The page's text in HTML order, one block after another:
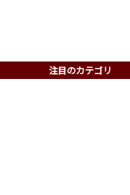
注目のカテゴリ